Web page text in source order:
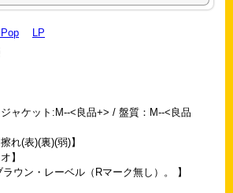
LP
ジャケット:M--<良品+> / 盤質：M--<良品
れ(表)(裏)(弱)】
】
ラウン・レーベル（Rマーク無し）。 】